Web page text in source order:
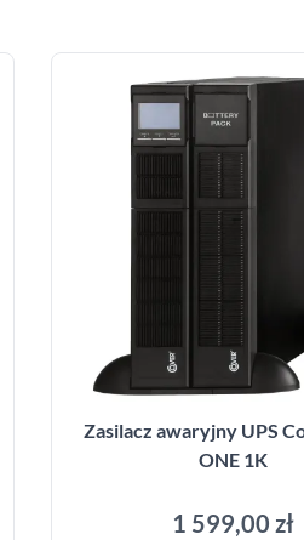
Zasilacz awaryjny UPS
ONE 1K
1 599,00 zł